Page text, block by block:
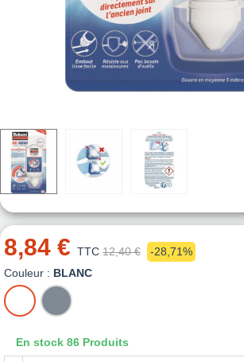
8,84 € TTC 12,40 €
-28,71%
Couleur : BLANC
BLANC GRIS
En stock 86 Produits